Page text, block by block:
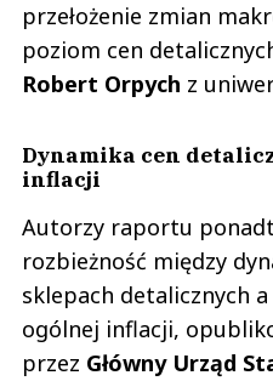
przełożenie zmian
poziom cen
Robert Orpych z
Dynamika cen
inflacji
Autorzy raportu
rozbieżność między
sklepach detalicznych
ogólnej inflacji,
przez Główny Urząd